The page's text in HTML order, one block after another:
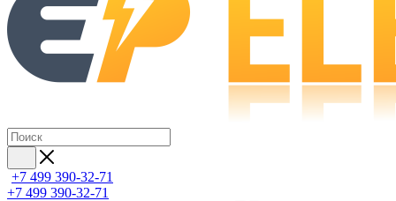
+7 499 390-32-71
+7 499 390-32-71